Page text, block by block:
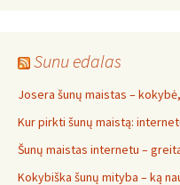
Sunu edalas
Josera šunų maistas –
Kur pirkti šunų maistą:
Šunų maistas internetu –
Kokybiška šunų mityba – ką